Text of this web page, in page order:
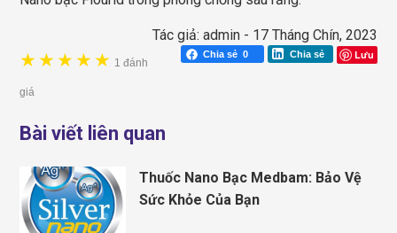
Tác giả: admin- 17 Tháng Chín, 2023
★ ★ ★ ★ ★ 1 đánh
giá
Chia sẻ 0 Chia sẻ Lưu
Bài viết liên quan
Thuốc Nano Bạc Medbam: Bảo Vệ
Sức Khỏe Của Bạn